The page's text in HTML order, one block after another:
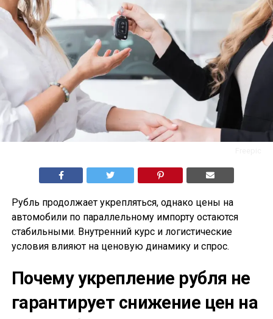
Рубль продолжает укрепляться, однако цены на
автомобили по параллельному импорту остаются
стабильными. Внутренний курс и логистические
условия влияют на ценовую динамику и спрос.
Почему укрепление рубля не
гарантирует снижение цен на